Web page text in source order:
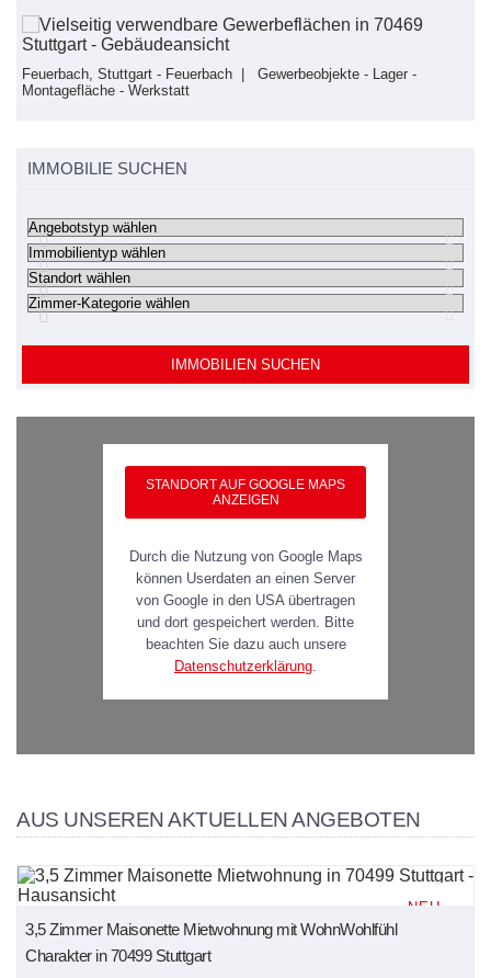
Feuerbach, Stuttgart - Feuerbach | Gewerbeobjekte - Lager -
Montagefläche - Werkstatt
IMMOBILIE SUCHEN
IMMOBILIEN SUCHEN
STANDORT AUF GOOGLE MAPS
ANZEIGEN
Durch die Nutzung von Google Maps
können Userdaten an einen Server
von Google in den USA übertragen
und dort gespeichert werden. Bitte
beachten Sie dazu auch unsere
Datenschutzerklärung.
AUS UNSEREN AKTUELLEN ANGEBOTEN
NEU
3,5 Zimmer Maisonette Mietwohnung mit WohnWohlfühl
Charakter in 70499 Stuttgart